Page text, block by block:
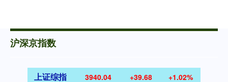
沪深京指数
上证综指 3940.04 +39.68 +1.02%